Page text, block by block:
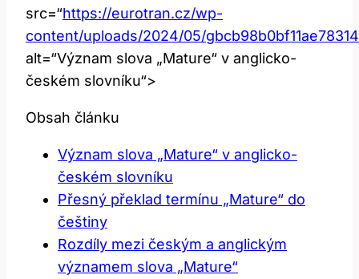
src=“https://eurotran.cz/wp-
content/uploads/2024/05/
alt=“Význam slova „Mature“ v anglicko-
českém slovníku“>
Obsah článku
Význam slova „Mature“ v anglicko-
českém slovníku
Přesný překlad termínu „Mature“ do
češtiny
Rozdíly mezi českým a anglickým
významem slova „Mature“